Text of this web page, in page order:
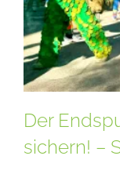
Der
sichern! –